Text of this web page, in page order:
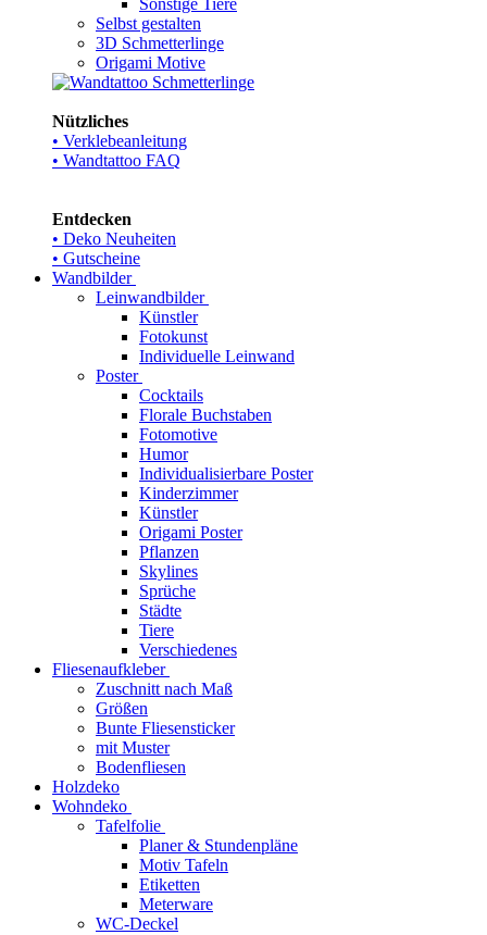
Sonstige Tiere
Selbst gestalten
3D Schmetterlinge
Origami Motive
Nützliches
• Verklebeanleitung
• Wandtattoo FAQ
Entdecken
• Deko Neuheiten
• Gutscheine
Wandbilder
Leinwandbilder
Künstler
Fotokunst
Individuelle Leinwand
Poster
Cocktails
Florale Buchstaben
Fotomotive
Humor
Individualisierbare Poster
Kinderzimmer
Künstler
Origami Poster
Pflanzen
Skylines
Sprüche
Städte
Tiere
Verschiedenes
Fliesenaufkleber
Zuschnitt nach Maß
Größen
Bunte Fliesensticker
mit Muster
Bodenfliesen
Holzdeko
Wohndeko
Tafelfolie
Planer & Stundenpläne
Motiv Tafeln
Etiketten
Meterware
WC-Deckel